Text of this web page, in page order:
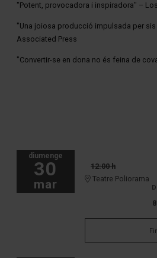
"Potent, provocadora i inspiradora" –
"Una joiosa producció impulsada per
Associated Press
"Convertir-se en dona no és feina de
diumenge
30
mar
12:00 h
Teatre Poliorama